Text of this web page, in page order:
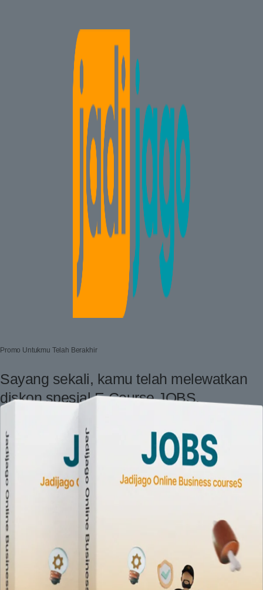
Promo Untukmu Telah Berakhir
Sayang sekali, kamu telah melewatkan
diskonspesialE-CourseJOBS.